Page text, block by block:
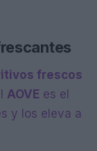
frescos
AOVE es el
y los eleva a